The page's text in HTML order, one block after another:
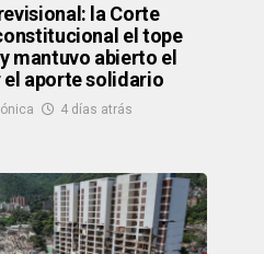
la Corte
el tope
mantuvo abierto el
el aporte solidario
4 días atrás